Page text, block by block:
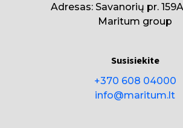
Adresas: Savanorių pr.
Maritum group
Susisiekite
+370 608 04000
info@maritum.lt